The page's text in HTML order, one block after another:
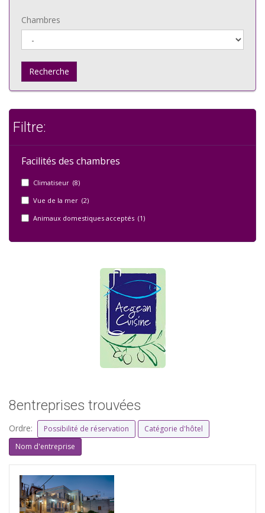
Chambres
Recherche
Filtre:
Facilités des chambres
Climatiseur (8)
Vue de la mer (2)
Animaux domestiques acceptés (1)
8entreprises trouvées
Ordre: Possibilité de réservation
Catégorie d'hôtel
Nom d'entreprise